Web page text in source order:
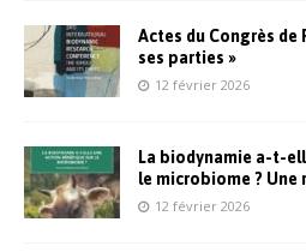
Actes du Congrès de
ses parties »
12 février 2026
La biodynamie a-t-
le microbiome ? Une
12 février 2026